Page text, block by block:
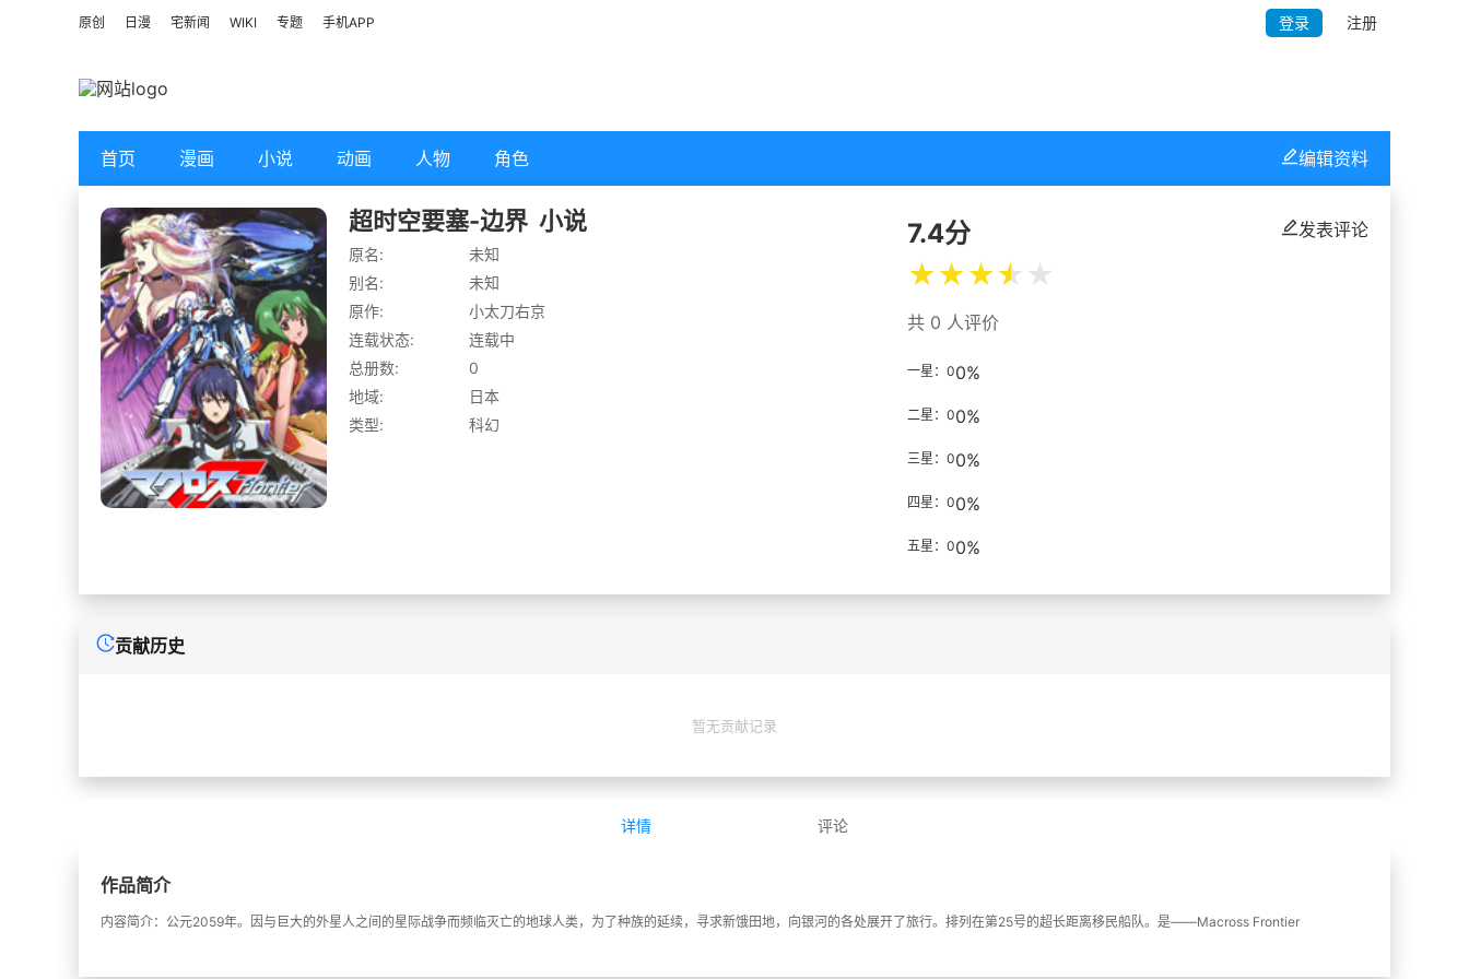
原创 日漫 宅新闻 WIKI 专题 手机APP 登录 注册
首页 漫画 小说 动画 人物 角色
超时空要塞-边界 小说
原名:
未知
别名:
未知
原作:
小太刀右京
连载状态:
连载中
总册数:
0
地域:
日本
类型:
科幻
发表评论
7.4分
★★★★ ★
共 0 人评价
一星：00%
二星：00%
三星：00%
四星：00%
五星：00%
编辑资料
贡献历史
暂无贡献记录
详情 评论
作品简介
内容简介：公元2059年。因与巨大的外星人之间的星际战争而频临灭亡的地球人类，为了种族的延续，寻求新饿田地，向银河的各处展开了旅行。排列在第25号的超长距离移民船队。是——Macross Frontier